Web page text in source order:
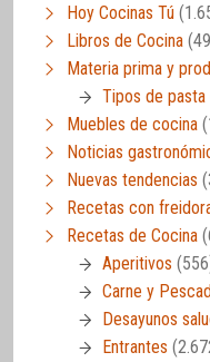
Hoy Cocinas Tú
Libros de Cocina
Materia prima y
Tipos de pasta
Muebles de cocina
Noticias
Nuevas tendencias
Recetas con
Recetas de Cocina
Aperitivos
Carne y
Desayunos
Entrantes